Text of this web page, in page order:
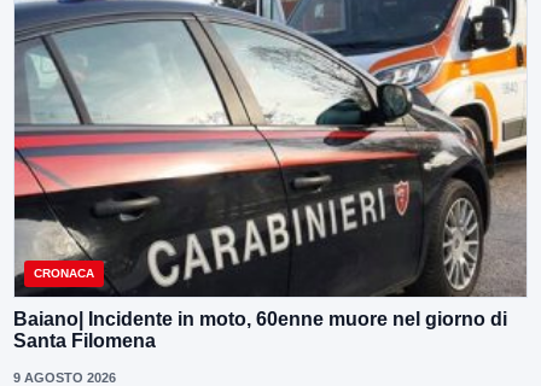
CRONACA
Baiano| Incidente in moto, 60enne muore nel giorno di
Santa Filomena
9 AGOSTO 2026